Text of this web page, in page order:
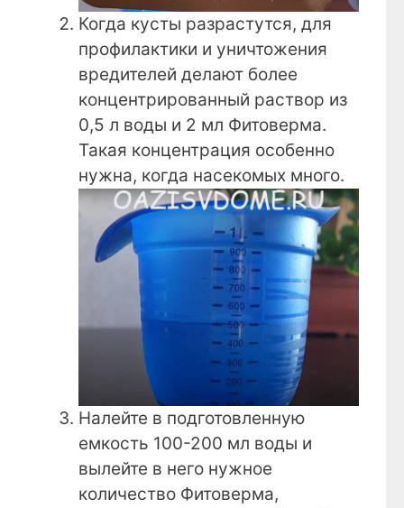
Когда кусты разрастутся, для
профилактики и уничтожения
вредителей делают более
концентрированный раствор из
0,5 л воды и 2 мл Фитоверма.
Такая концентрация особенно
нужна, когда насекомых много.
Налейте в подготовленную
емкость 100-200 мл воды и
вылейте в него нужное
количество Фитоверма,